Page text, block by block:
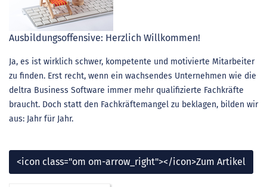
Ausbildungsoffensive: Herzlich Willkommen!
Ja, es ist wirklich schwer, kompetente und motivierte Mitarbeiter
zu finden. Erst recht, wenn ein wachsendes Unternehmen wie die
deltra Business Software immer mehr qualifizierte Fachkräfte
braucht. Doch statt den Fachkräftemangel zu beklagen, bilden wir
aus: Jahr für Jahr.
<icon class="om om-arrow_right"></icon>Zum Artikel